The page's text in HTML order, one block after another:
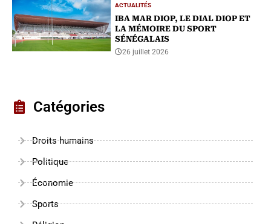
ACTUALITÉS
IBA MAR DIOP, LE DIAL DIOP ET
LA MÉMOIRE DU SPORT
SÉNÉGALAIS
26 juillet 2026
Catégories
Droits humains
Politique
Économie
Sports